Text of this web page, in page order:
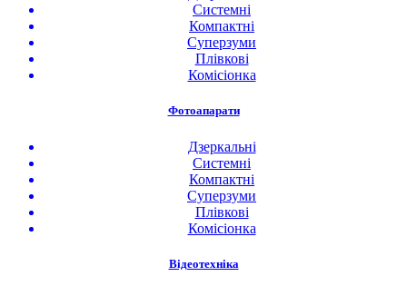
Системні
Компактні
Суперзуми
Плівкові
Комісіонка
Фотоапарати
Дзеркальні
Системні
Компактні
Суперзуми
Плівкові
Комісіонка
Відеотехніка